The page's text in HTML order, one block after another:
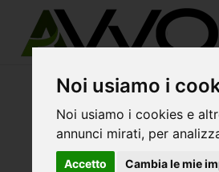
Noi usiamo i
Noi usiamo i cookies e
annunci mirati, per
Accetto Cambia le mie